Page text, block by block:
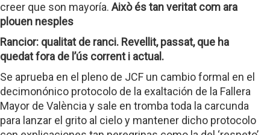
creer que son mayoría. Això és tan veritat com ara
plouen nesples
Rancior: qualitat de ranci. Revellit, passat, que ha
quedat fora de l’ús corrent i actual.
Se aprueba en el pleno de JCF un cambio formal en el
decimonónico protocolo de la exaltación de la Fallera
Mayor de València y sale en tromba toda la carcunda
para lanzar el grito al cielo y mantener dicho protocolo